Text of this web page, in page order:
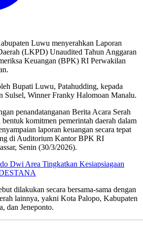
Luwu menyerahkan Laporan
(LKPD) Unaudited Tahun Anggaran
Keuangan (BPK) RI Perwakilan
Bupati Luwu, Patahudding, kepada
Sulsel, Winner Franky Halomoan Manalu.
penandatanganan Berita Acara Serah
komitmen pemerintah daerah dalam
laporan keuangan secara tepat
di Auditorium Kantor BPK RI
Senin (30/3/2026).
Dwi Area Tingkatkan Kesiapsiagaan
dilakukan secara bersama-sama dengan
lainnya, yakni Kota Palopo, Kabupaten
dan Jeneponto.